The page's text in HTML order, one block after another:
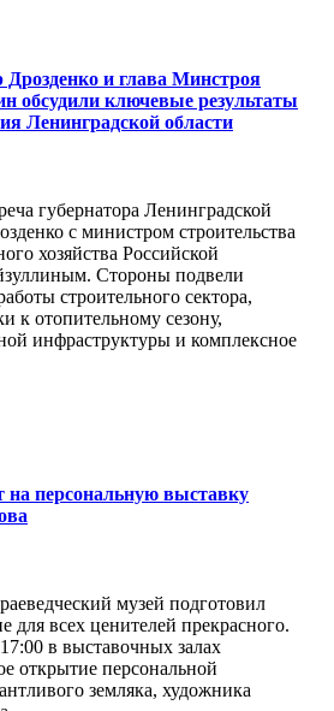
Дрозденко и глава Минстроя
обсудили ключевые результаты
Ленинградской области
губернатора Ленинградской
с министром строительства
хозяйства Российской
Стороны подвели
строительного сектора,
к отопительному сезону,
инфраструктуры и комплексное
персональную выставку
музей подготовил
для всех ценителей прекрасного.
в выставочных залах
открытие персональной
земляка, художника